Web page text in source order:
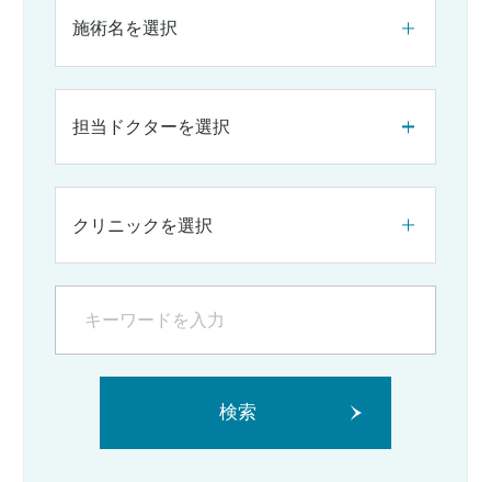
施術名を選択
担当ドクターを選択
クリニックを選択
検索